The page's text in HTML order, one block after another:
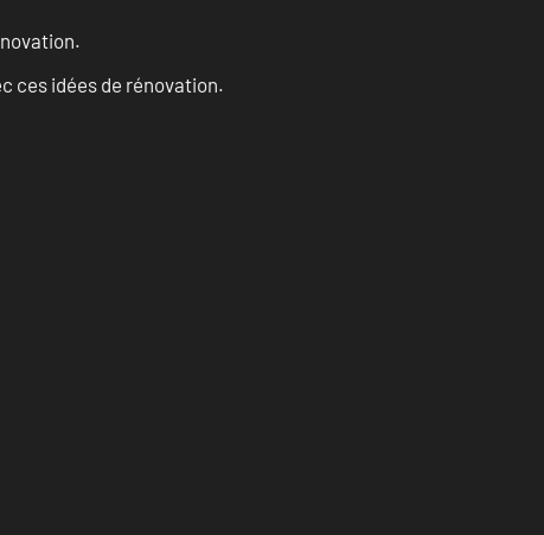
ces idées de rénovation.